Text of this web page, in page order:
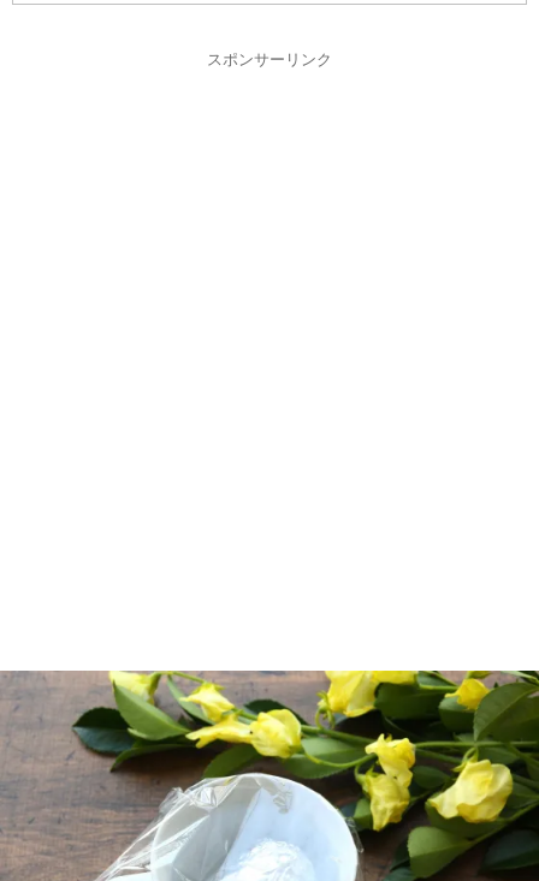
スポンサーリンク